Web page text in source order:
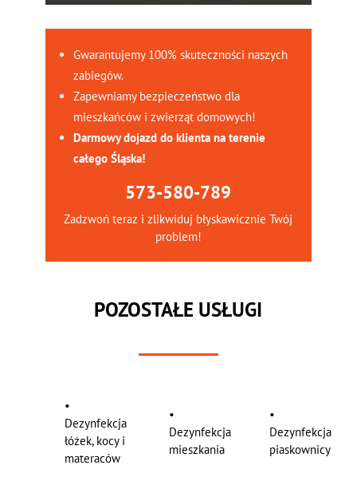
Gwarantujemy 100% skuteczności naszych
zabiegów.
Zapewniamy bezpieczeństwo dla
mieszkańców i zwierząt domowych!
Darmowy dojazd do klienta na terenie
całego Śląska!
573-580-789
Zadzwoń teraz i zlikwiduj błyskawicznie Twój
problem!
POZOSTAŁE USŁUGI
•
Dezynfekcja
łóżek, kocy i
materaców
•
Dezynfekcja
mieszkania
•
Dezynfekcja
piaskownicy